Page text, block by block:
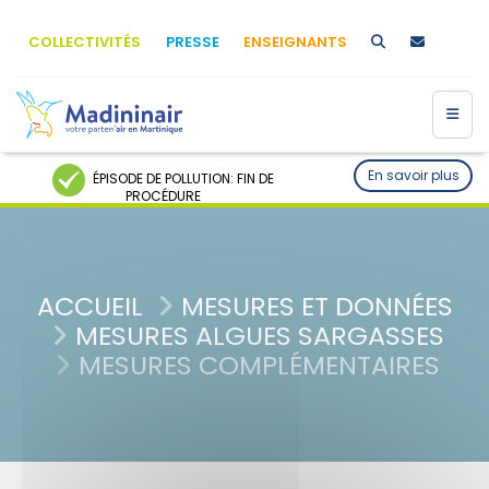
COLLECTIVITÉS PRESSE ENSEIGNANTS
ÉPISODE DE POLLUTION: FIN DE
PROCÉDURE
En savoir plus
ACCUEIL
MESURES ET DONNÉES
MESURES ALGUES SARGASSES
MESURES COMPLÉMENTAIRES
Membre de